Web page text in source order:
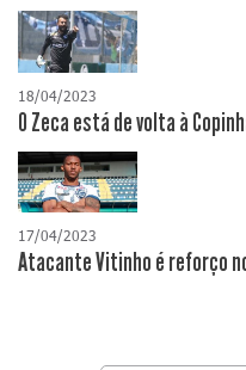
18/04/2023
O Zeca está de volta à
17/04/2023
Atacante Vitinho é reforço